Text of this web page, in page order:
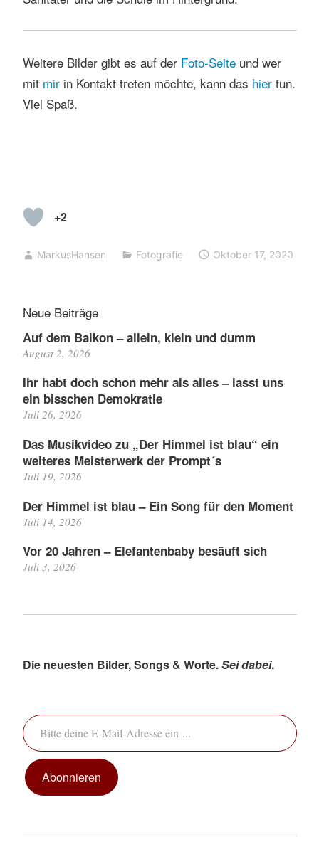
Weitere Bilder gibt es auf der Foto-Seiteund wer
mit mirin Kontakt treten möchte, kann das hiertun.
Viel Spaß.
+2
MarkusHansen Fotografie Oktober 17, 2020
Neue Beiträge
Auf dem Balkon – allein, klein und dumm
August 2, 2026
Ihr habt doch schon mehr als alles – lasst uns
ein bisschen Demokratie
Juli 26, 2026
Das Musikvideo zu „Der Himmel ist blau“ ein
weiteres Meisterwerk der Prompt´s
Juli 19, 2026
Der Himmel ist blau – Ein Song für den Moment
Juli 14, 2026
Vor 20 Jahren – Elefantenbaby besäuft sich
Juli 3, 2026
Die neuesten Bilder, Songs & Worte.Sei dabei.
Bitte deine E-Mail-Adresse ein ...
Abonnieren